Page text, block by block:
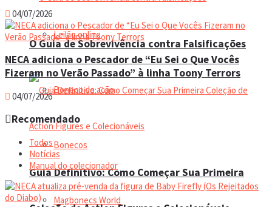
Leilão online
Boneco de ação
Bonecos
Magbonecs World
O Guia de Sobrevivência contra Falsificações
Guia Definitivo: Como Começar Sua Primeira
04/07/2026
NECA adiciona o Pescador de “Eu Sei o Que Vocês
Fizeram no Verão Passado” à linha Toony Terrors
04/07/2026
Recomendado
Todos
Notícias
Manual do colecionador